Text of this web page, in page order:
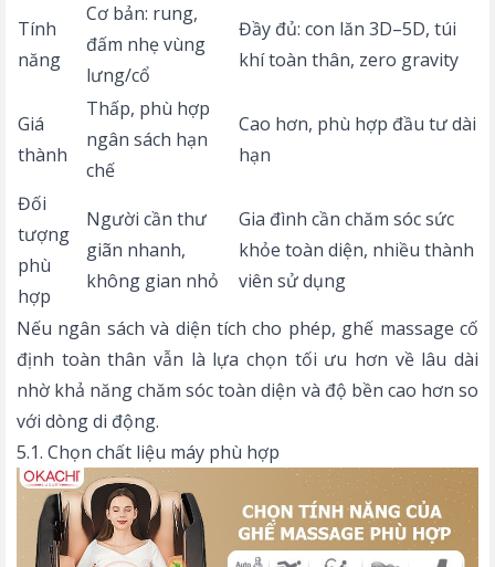
Tính
năng
Cơ bản: rung,
đấm nhẹ vùng
lưng/cổ
Đầy đủ: con lăn 3D–5D, túi
khí toàn thân, zero gravity
Giá
thành
Thấp, phù hợp
ngân sách hạn
chế
Cao hơn, phù hợp đầu tư dài
hạn
Đối
tượng
phù
hợp
Người cần thư
giãn nhanh,
không gian nhỏ
Gia đình cần chăm sóc sức
khỏe toàn diện, nhiều thành
viên sử dụng
Nếu ngân sách và diện tích cho phép, ghế massage cố
định toàn thân vẫn là lựa chọn tối ưu hơn về lâu dài
nhờ khả năng chăm sóc toàn diện và độ bền cao hơn so
với dòng di động.
5.1. Chọn chất liệu máy phù hợp